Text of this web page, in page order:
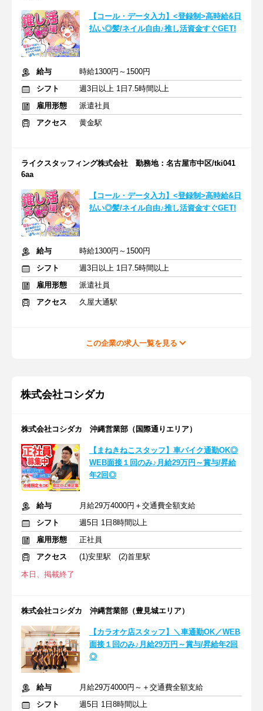
【コール・データ入力】<登録制>高時給&日
払い◎髪/ネイル自由♪推し活資金すぐGET!
給与
時給1300円～1500円
シフト
週3日以上 1日7.5時間以上
雇用形態
派遣社員
アクセス
黄金駅
ライクスタッフィング株式会社 勤務地：名古屋市中区/tki041
6aa
【コール・データ入力】<登録制>高時給&日
払い◎髪/ネイル自由♪推し活資金すぐGET!
給与
時給1300円～1500円
シフト
週3日以上 1日7.5時間以上
雇用形態
派遣社員
アクセス
久屋大通駅
この企業の求人一覧を見る
株式会社コシダカ
株式会社コシダカ 沖縄営業部（国際通りエリア）
【まねきねこスタッフ】車バイク通勤OK◎
WEB面接１回のみ♪月給29万円～賞与/昇給
年2回◎
給与
月給29万4000円＋交通費全額支給
シフト
週5日 1日8時間以上
雇用形態
正社員
アクセス
(1)安里駅 (2)首里駅
本日、掲載終了
株式会社コシダカ 沖縄営業部（豊見城エリア）
【カラオケ店スタッフ】＼車通勤OK／WEB
面接１回のみ♪月給29万円～賞与/昇給年2回
◎
給与
月給29万4000円～＋交通費全額支給
シフト
週5日 1日8時間以上